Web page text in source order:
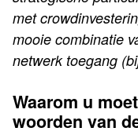
met
mooie combinatie
netwerk toegang
Waarom u
woorden van